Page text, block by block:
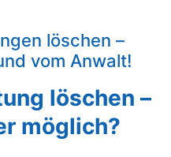
löschen –
vom Anwalt!
löschen –
möglich?